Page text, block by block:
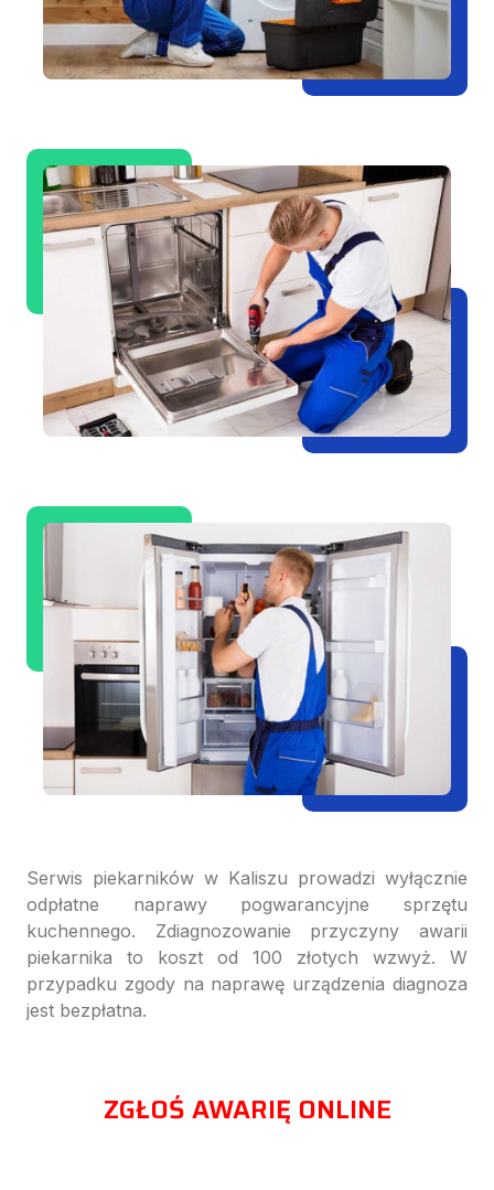
Serwis piekarników w Kaliszu prowadzi wyłącznie
odpłatne naprawy pogwarancyjne sprzętu
kuchennego. Zdiagnozowanie przyczyny awarii
piekarnika to koszt od 100 złotych wzwyż. W
przypadku zgody na naprawę urządzenia diagnoza
jest bezpłatna.
ZGŁOŚ AWARIĘ ONLINE